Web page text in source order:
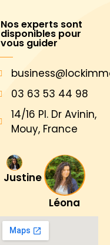
Nos experts sont
disponibles pour
vous guider
03 63 53 44 98
14/16 Pl. Dr Avinin,
Mouy, France
Justine
Léona